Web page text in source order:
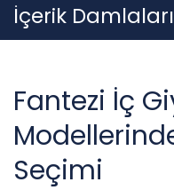
Skip
to
İçerik Damlaları
Fantezi İç
Seçimi